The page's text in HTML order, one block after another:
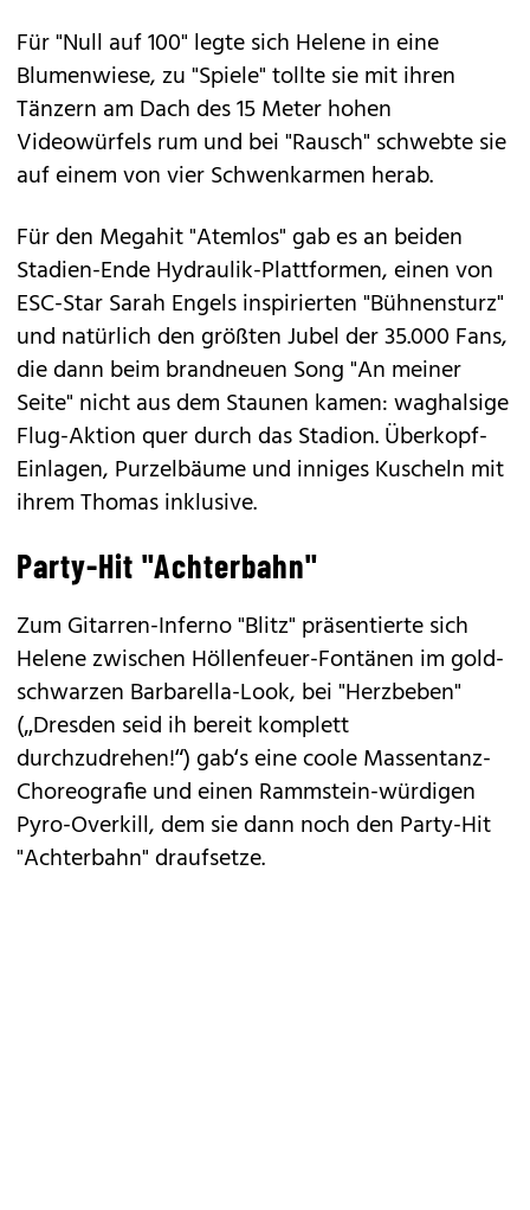
Für "Null auf 100" legte sich Helene in eine
Blumenwiese, zu "Spiele" tollte sie mit ihren
Tänzern am Dach des 15 Meter hohen
Videowürfels rum und bei "Rausch" schwebte sie
auf einem von vier Schwenkarmen herab.
Für den Megahit "Atemlos" gab es an beiden
Stadien-Ende Hydraulik-Plattformen, einen von
ESC-Star Sarah Engels inspirierten "Bühnensturz"
und natürlich den größten Jubel der 35.000 Fans,
die dann beim brandneuen Song "An meiner
Seite" nicht aus dem Staunen kamen: waghalsige
Flug-Aktion quer durch das Stadion. Überkopf-
Einlagen, Purzelbäume und inniges Kuscheln mit
ihrem Thomas inklusive.
Party-Hit "Achterbahn"
Zum Gitarren-Inferno "Blitz" präsentierte sich
Helene zwischen Höllenfeuer-Fontänen im gold-
schwarzen Barbarella-Look, bei "Herzbeben"
(„Dresden seid ih bereit komplett
durchzudrehen!“) gab‘s eine coole Massentanz-
Choreografie und einen Rammstein-würdigen
Pyro-Overkill, dem sie dann noch den Party-Hit
"Achterbahn" draufsetze.